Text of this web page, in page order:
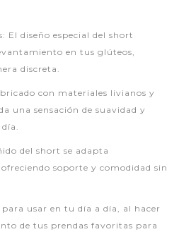
El diseño especial del short
en tus glúteos,
discreta.
con materiales livianos y
una sensación de suavidad y
del short se adapta
soporte y comodidad sin
para usar en tu día a día, al hacer
de tus prendas favoritas para